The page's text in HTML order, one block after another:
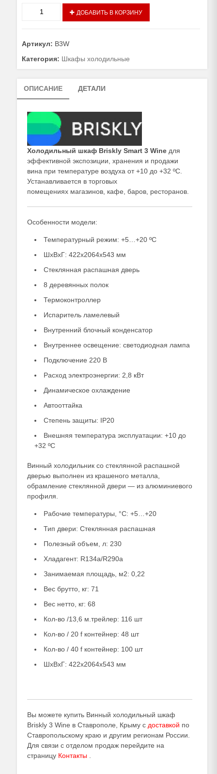
Количество
Винный
шкаф
Briskly
ДОБАВИТЬ В КОРЗИНУ
Артикул: B3W
Категория: Шкафы холодильные
ОПИСАНИЕ ДЕТАЛИ
Холодильный шкаф Briskly Smart 3 Wine для
эффективной экспозиции, хранения и продажи
вина при температуре воздуха от +10 до +32 ºC.
Устанавливается в торговых
помещениях магазинов, кафе, баров, ресторанов.
Особенности модели:
Температурный режим: +5…+20 ºC
ШхВхГ: 422х2064х543 мм
Стеклянная распашная дверь
8 деревянных полок
Термоконтроллер
Испаритель ламелевый
Внутренний блочный конденсатор
Внутреннее освещение: светодиодная лампа
Подключение 220 В
Расход электроэнергии: 2,8 кВт
Динамическое охлаждение
Автооттайка
Степень защиты: IP20
Внешняя температура эксплуатации: +10 до
+32 ºC
Винный холодильник со стеклянной распашной
дверью выполнен из крашеного металла,
обрамление стеклянной двери — из алюминиевого
профиля.
Рабочие температуры, °C: +5…+20
Тип двери: Стеклянная распашная
Полезный объем, л: 230
Хладагент: R134a/R290a
Занимаемая площадь, м2: 0,22
Вес брутто, кг: 71
Вес нетто, кг: 68
Кол-во /13,6 м.трейлер: 116 шт
Кол-во / 20 f контейнер: 48 шт
Кол-во / 40 f контейнер: 100 шт
ШxВxГ: 422x2064x543 мм
Вы можете купить Винный холодильный шкаф
Briskly 3 Wine в Ставрополе, Крыму с доставкой по
Ставропольскому краю и другим регионам России.
Для связи с отделом продаж перейдите на
страницу Контакты .